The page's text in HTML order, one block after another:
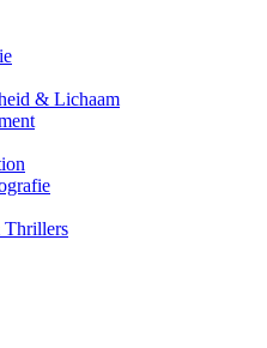
& Lichaam
Thrillers